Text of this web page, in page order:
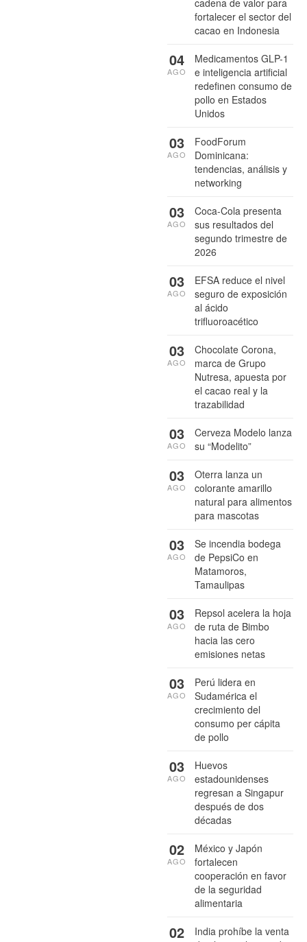
fortalecer el sector del
cacao en Indonesia
Medicamentos GLP-1
e inteligencia artificial
redefinen consumo de
pollo en Estados
Unidos
04
AGO
FoodForum
Dominicana:
tendencias, análisis y
networking
03
AGO
Coca-Cola presenta
sus resultados del
segundo trimestre de
2026
03
AGO
EFSA reduce el nivel
seguro de exposición
al ácido
trifluoroacético
03
AGO
Chocolate Corona,
marca de Grupo
Nutresa, apuesta por
el cacao real y la
trazabilidad
03
AGO
Cerveza Modelo lanza
su “Modelito”
03
AGO
Oterra lanza un
colorante amarillo
natural para alimentos
para mascotas
03
AGO
Se incendia bodega
de PepsiCo en
Matamoros,
Tamaulipas
03
AGO
Repsol acelera la hoja
de ruta de Bimbo
hacia las cero
emisiones netas
03
AGO
Perú lidera en
Sudamérica el
crecimiento del
consumo per cápita
de pollo
03
AGO
Huevos
estadounidenses
regresan a Singapur
después de dos
décadas
03
AGO
México y Japón
fortalecen
cooperación en favor
de la seguridad
alimentaria
02
AGO
India prohíbe la venta
02